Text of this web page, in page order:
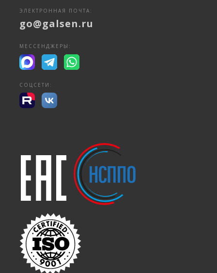
ЭЛЕКТРОННАЯ ПОЧТА:
go@galsen.ru
МЕССЕНДЖЕРЫ:
СОЦСЕТИ: